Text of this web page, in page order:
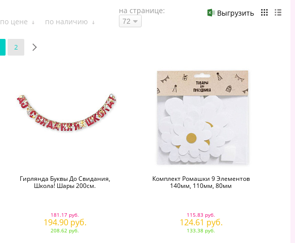
Выгрузить
по цене по наличию
на странице:
2
Гирлянда Буквы До Свидания,
Школа! Шары 200см.
181.17 руб.
194.90 руб.
208.62 руб.
Комплект Ромашки 9 Элементов
140мм, 110мм, 80мм
115.83 руб.
124.61 руб.
133.38 руб.